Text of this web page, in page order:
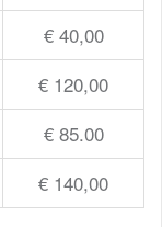
€ 40,00
€ 120,00
€ 85.00
€ 140,00